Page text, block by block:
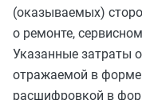
(оказываемых)
о ремонте,
Указанные затраты
отражаемой в
расшифровкой в